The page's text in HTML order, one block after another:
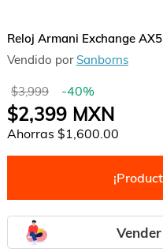
Reloj Armani Exchange
Vendido por Sanborns
$3,999 -40%
$2,399MXN
Ahorras $1,600.00